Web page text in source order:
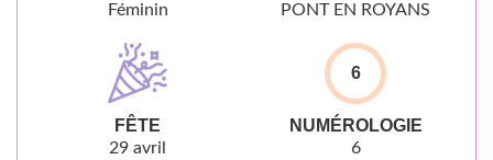
Féminin PONT EN ROYANS
FÊTE
29 avril
6
NUMÉROLOGIE
6